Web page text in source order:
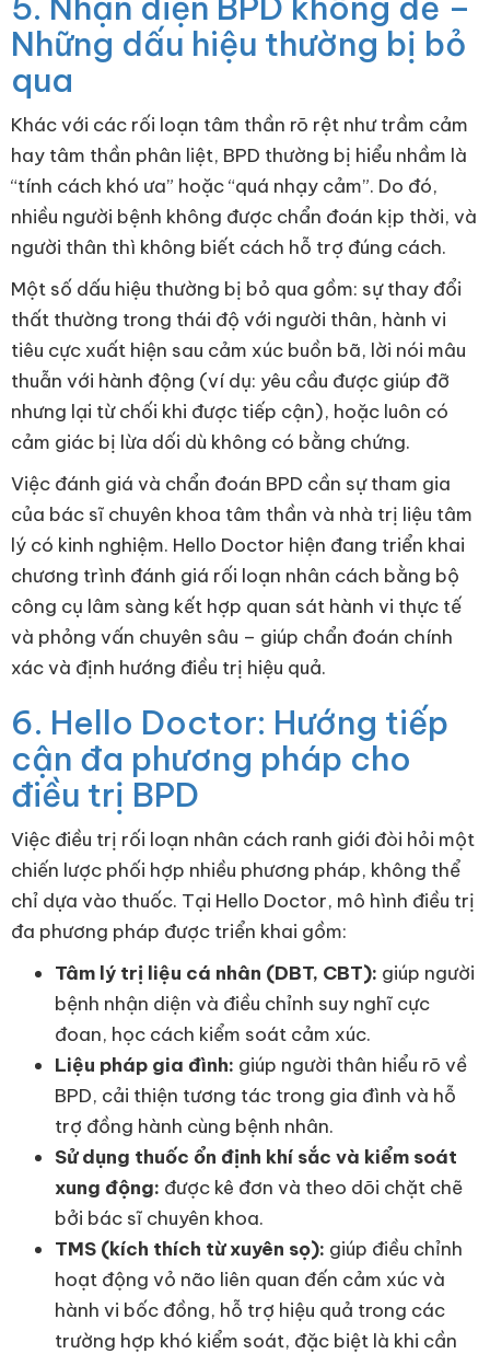
Những dấu hiệu thường bị bỏ
qua
Khác với các rối loạn tâm thần rõ rệt như trầm cảm
hay tâm thần phân liệt, BPD thường bị hiểu nhầm là
“tính cách khó ưa” hoặc “quá nhạy cảm”. Do đó,
nhiều người bệnh không được chẩn đoán kịp thời, và
người thân thì không biết cách hỗ trợ đúng cách.
Một số dấu hiệu thường bị bỏ qua gồm: sự thay đổi
thất thường trong thái độ với người thân, hành vi
tiêu cực xuất hiện sau cảm xúc buồn bã, lời nói mâu
thuẫn với hành động (ví dụ: yêu cầu được giúp đỡ
nhưng lại từ chối khi được tiếp cận), hoặc luôn có
cảm giác bị lừa dối dù không có bằng chứng.
Việc đánh giá và chẩn đoán BPD cần sự tham gia
của bác sĩ chuyên khoa tâm thần và nhà trị liệu tâm
lý có kinh nghiệm. Hello Doctor hiện đang triển khai
chương trình đánh giá rối loạn nhân cách bằng bộ
công cụ lâm sàng kết hợp quan sát hành vi thực tế
và phỏng vấn chuyên sâu – giúp chẩn đoán chính
xác và định hướng điều trị hiệu quả.
6. Hello Doctor: Hướng tiếp
cận đa phương pháp cho
điều trị BPD
Việc điều trị rối loạn nhân cách ranh giới đòi hỏi một
chiến lược phối hợp nhiều phương pháp, không thể
chỉ dựa vào thuốc. Tại Hello Doctor, mô hình điều trị
đa phương pháp được triển khai gồm:
Tâm lý trị liệu cá nhân (DBT, CBT): giúp người
bệnh nhận diện và điều chỉnh suy nghĩ cực
đoan, học cách kiểm soát cảm xúc.
Liệu pháp gia đình: giúp người thân hiểu rõ về
BPD, cải thiện tương tác trong gia đình và hỗ
trợ đồng hành cùng bệnh nhân.
Sử dụng thuốc ổn định khí sắc và kiểm soát
xung động: được kê đơn và theo dõi chặt chẽ
bởi bác sĩ chuyên khoa.
TMS (kích thích từ xuyên sọ): giúp điều chỉnh
hoạt động vỏ não liên quan đến cảm xúc và
hành vi bốc đồng, hỗ trợ hiệu quả trong các
trường hợp khó kiểm soát, đặc biệt là khi cần